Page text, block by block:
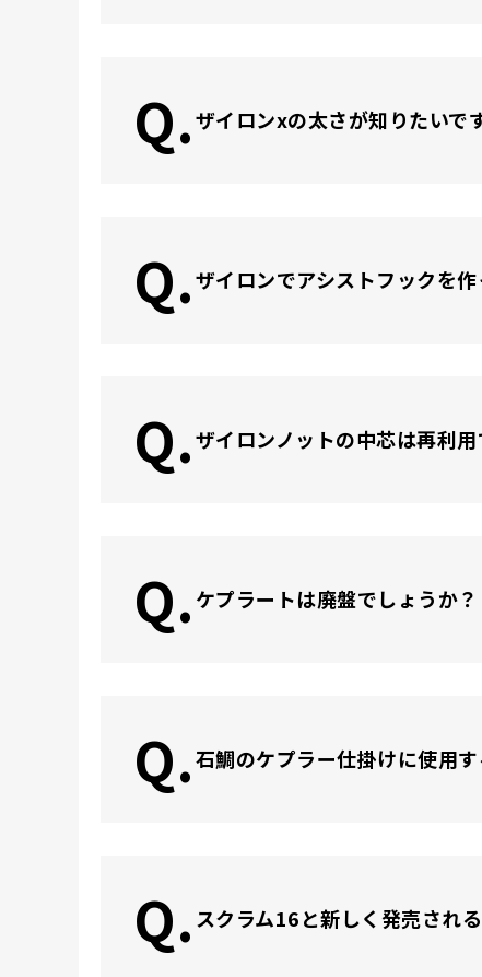
Q.ザイロンxの太さが知りたいで
Q.ザイロンでアシストフックを
Q.ザイロンノットの中芯は再利用
Q. ケプラートは廃盤でしょうか？
Q.石鯛のケプラー仕掛けに使用
Q. スクラム16と新しく発売され